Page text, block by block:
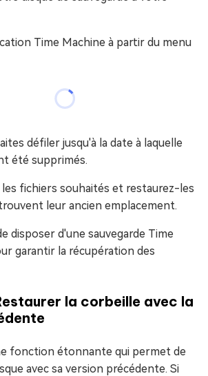
Time Machine à partir du menu
défiler jusqu'à la date à laquelle
été supprimés.
fichiers souhaités et restaurez-les
leur ancien emplacement.
disposer d'une sauvegarde Time
garantir la récupération des
la corbeille avec la
fonction étonnante qui permet de
avec sa version précédente. Si